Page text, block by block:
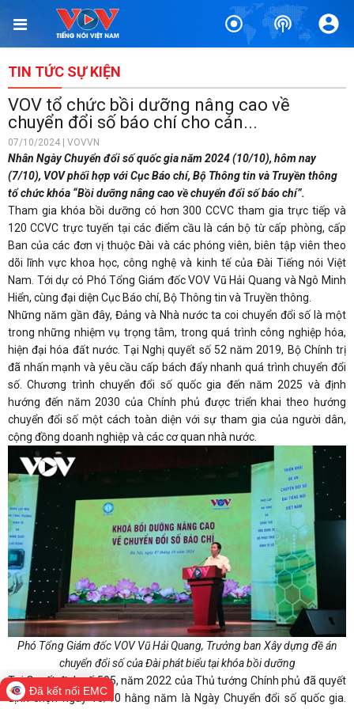
TIN TỨC SỰ KIỆN
VOV tổ chức bồi dưỡng nâng cao về
chuyển đổi số báo chí cho cán...
07/10/2024 | VOVVN
Nhân Ngày Chuyển đổi số quốc gia năm 2024 (10/10), hôm nay
(7/10), VOV phối hợp với Cục Báo chí, Bộ Thông tin và Truyền thông
tổ chức khóa “Bồi dưỡng nâng cao về chuyển đổi số báo chí”.
Tham gia khóa bồi dưỡng có hơn 300 CCVC tham gia trực tiếp và
120 CCVC trực tuyến tại các điểm cầu là cán bộ từ cấp phòng, cấp
Ban của các đơn vị thuộc Đài và các phóng viên, biên tập viên theo
dõi lĩnh vực khoa học, công nghệ và kinh tế của Đài Tiếng nói Việt
Nam. Tới dự có Phó Tổng Giám đốc VOV Vũ Hải Quang và Ngô Minh
Hiển, cùng đại diện Cục Báo chí, Bộ Thông tin và Truyền thông.
Những năm gần đây, Đảng và Nhà nước ta coi chuyển đổi số là một
trong những nhiệm vụ trọng tâm, trong quá trình công nghiệp hóa,
hiện đại hóa đất nước. Tại Nghị quyết số 52 năm 2019, Bộ Chính trị
đã nhấn mạnh và yêu cầu cấp bách đẩy nhanh quá trình chuyển đổi
số. Chương trình chuyển đổi số quốc gia đến năm 2025 và định
hướng đến năm 2030 của Chính phủ được triển khai theo hướng
chuyển đổi số một cách toàn diện với sự tham gia của người dân,
cộng đồng doanh nghiệp và các cơ quan nhà nước.
Phó Tổng Giám đốc VOV Vũ Hải Quang, Trưởng ban Xây dựng đề án
chuyển đổi số của Đài phát biểu tại khóa bồi dưỡng
Tại Quyết định số 505, năm 2022 của Thủ tướng Chính phủ đã quyết
định chọn ngày 10/10 hằng năm là Ngày Chuyển đổi số quốc gia.
Đã kết nối EMC